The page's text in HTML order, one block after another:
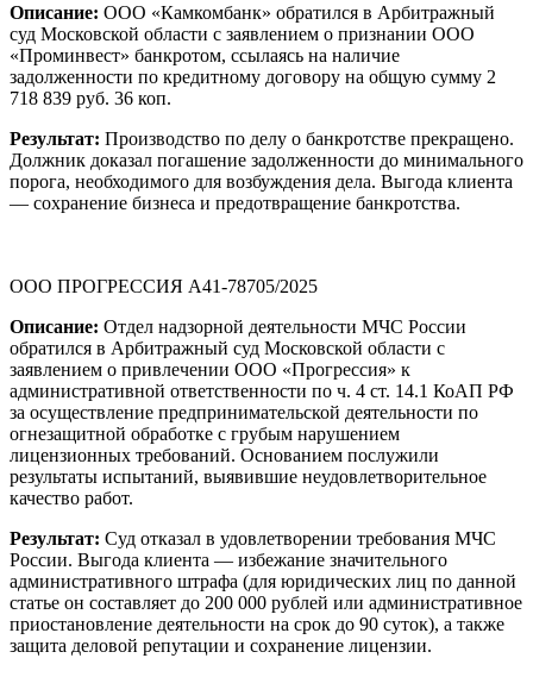
Описание: ООО «Камкомбанк» обратился в Арбитражный
суд Московской области с заявлением о признании ООО
«Проминвест» банкротом, ссылаясь на наличие
задолженности по кредитному договору на общую сумму 2
718 839 руб. 36 коп.
Результат: Производство по делу о банкротстве прекращено.
Должник доказал погашение задолженности до минимального
порога, необходимого для возбуждения дела. Выгода клиента
— сохранение бизнеса и предотвращение банкротства.
ООО ПРОГРЕССИЯ А41-78705/2025
Описание: Отдел надзорной деятельности МЧС России
обратился в Арбитражный суд Московской области с
заявлением о привлечении ООО «Прогрессия» к
административной ответственности по ч. 4 ст. 14.1 КоАП РФ
за осуществление предпринимательской деятельности по
огнезащитной обработке с грубым нарушением
лицензионных требований. Основанием послужили
результаты испытаний, выявившие неудовлетворительное
качество работ.
Результат: Суд отказал в удовлетворении требования МЧС
России. Выгода клиента — избежание значительного
административного штрафа (для юридических лиц по данной
статье он составляет до 200 000 рублей или административное
приостановление деятельности на срок до 90 суток), а также
защита деловой репутации и сохранение лицензии.